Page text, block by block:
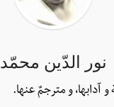
نور الدّين محمّد
آدابها، و مترجمٌ عنها.